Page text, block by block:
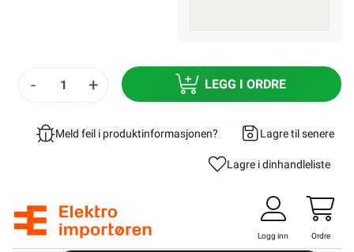
- + LEGG I ORDRE
Meld feil i produktinformasjonen? Lagre til senere
Lagre i dinhandleliste
Logg inn Ordre